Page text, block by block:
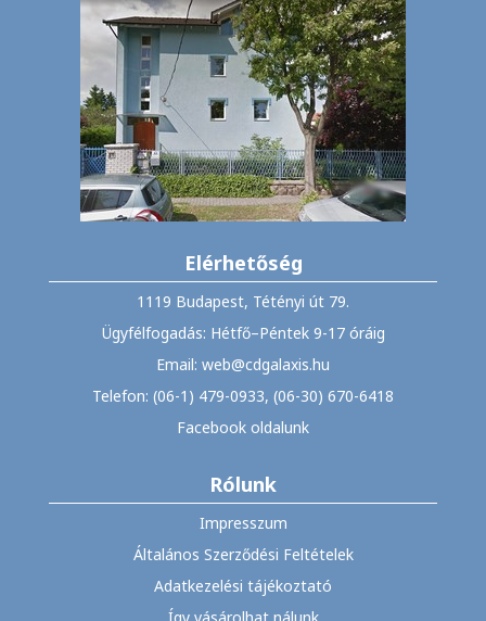
Elérhetőség
1119 Budapest, Tétényi út 79.
Ügyfélfogadás: Hétfő–Péntek 9-17 óráig
Email: web@cdgalaxis.hu
Telefon: (06-1) 479-0933, (06-30) 670-6418
Facebook oldalunk
Rólunk
Impresszum
Általános Szerződési Feltételek
Adatkezelési tájékoztató